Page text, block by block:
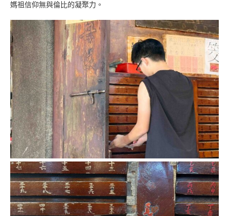
媽祖信仰無與倫比的凝聚力。